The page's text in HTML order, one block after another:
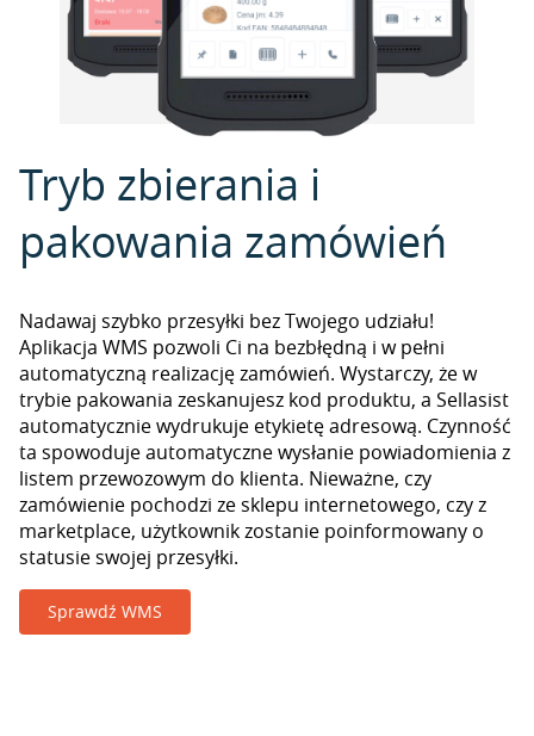
Tryb zbierania i
pakowania zamówień
Nadawaj szybko przesyłki bez Twojego udziału!
Aplikacja WMS pozwoli Ci na bezbłędną i w pełni
automatyczną realizację zamówień. Wystarczy, że w
trybie pakowania zeskanujesz kod produktu, a Sellasist
automatycznie wydrukuje etykietę adresową. Czynność
ta spowoduje automatyczne wysłanie powiadomienia z
listem przewozowym do klienta. Nieważne, czy
zamówienie pochodzi ze sklepu internetowego, czy z
marketplace, użytkownik zostanie poinformowany o
statusie swojej przesyłki.
Sprawdź WMS